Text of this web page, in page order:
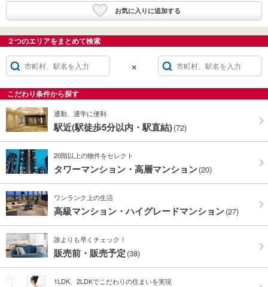
お気に入りに追加する
２つのエリアをまとめて検索
×
こだわり条件から探す
通勤、通学に便利
駅近(駅徒歩5分以内・駅直結)(72)
20階以上の物件をセレクト
タワーマンション・高層マンション(20)
ワンランク上の生活
高級マンション・ハイグレードマンション(27)
誰よりも早くチェック！
販売前・販売予定 (38)
1LDK、2LDKでこだわりの住まいを実現